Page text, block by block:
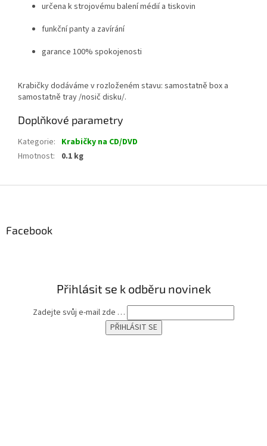
určena k strojovému balení médií a tiskovin
funkční panty a zavírání
garance 100% spokojenosti
Krabičky dodáváme v rozloženém stavu: samostatně box a
samostatně tray /nosič disku/.
Doplňkové parametry
Kategorie: Krabičky na CD/DVD
Hmotnost: 0.1 kg
Facebook
Přihlásit se k odběru novinek
Zadejte svůj e-mail zde …